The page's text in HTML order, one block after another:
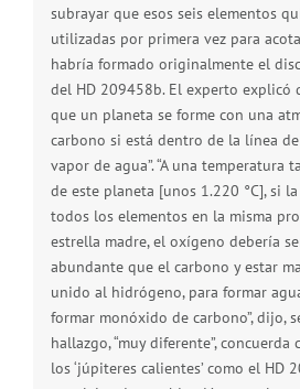
subrayar que esos seis elementos
utilizadas por primera vez para
habría formado originalmente el
del HD 209458b. El experto explicó
que un planeta se forme con una
carbono si está dentro de la línea
vapor de agua”. “A una temperatura
de este planeta [unos 1.220 °C], si
todos los elementos en la misma
estrella madre, el oxígeno debería
abundante que el carbono y estar
unido al hidrógeno, para formar
formar monóxido de carbono”, dijo,
hallazgo, “muy diferente”,
los ‘júpiteres calientes’ como el HD